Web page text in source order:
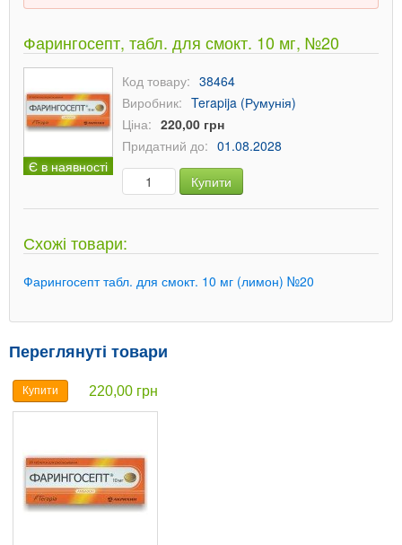
Фарингосепт, табл. для смокт. 10 мг, №20
Є в наявності
Код товару: 38464
Виробник: Terapija (Румунія)
Ціна: 220,00 грн
Придатний до: 01.08.2028
Купити
Схожі товари:
Фарингосепт табл. для смокт. 10 мг (лимон) №20
Переглянуті товари
Купити 220,00 грн